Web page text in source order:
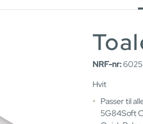
NRF-nr:
Hvit
Passer til
5G84Soft